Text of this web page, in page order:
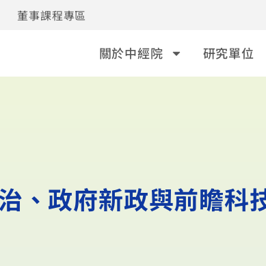
董事課程專區
關於中經院 研究單位
、政府新政與前瞻科